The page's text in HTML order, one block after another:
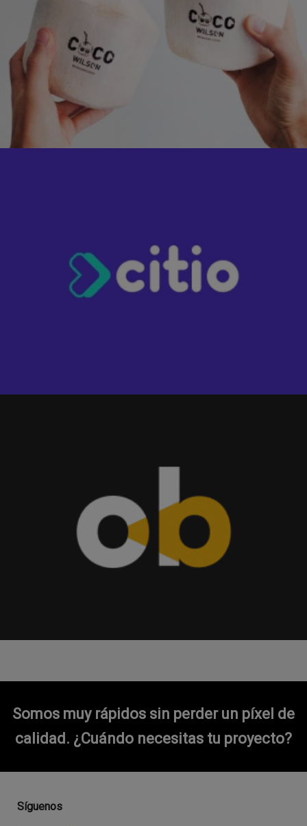
Somos muy rápidos sin perder un píxel de
calidad. ¿Cuándo necesitas tu proyecto?
Síguenos